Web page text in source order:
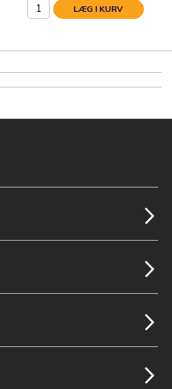
LÆG I KURV